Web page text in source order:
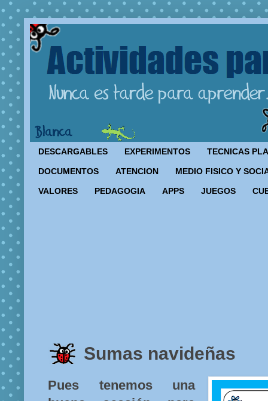
DESCARGABLES EXPERIMENTOS TECNICAS
DOCUMENTOS ATENCION MEDIO FISICO Y
VALORES PEDAGOGIA APPS JUEGOS
Sumas navideñas
Pues tenemos una